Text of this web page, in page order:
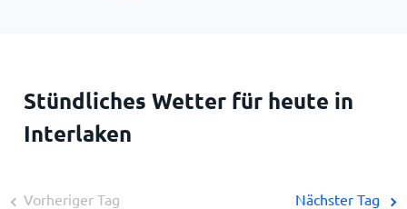
Stündliches Wetter für heute in
Interlaken
Vorheriger Tag Nächster Tag